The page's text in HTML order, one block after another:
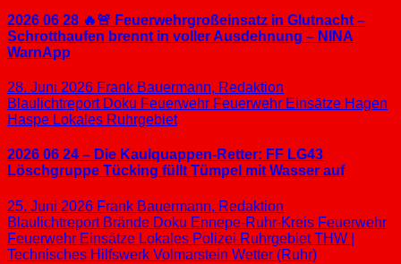
2026 06 28 🔥🚨 Feuerwehrgroßeinsatz in Glutnacht –
Schrotthaufen brennt in voller Ausdehnung – NINA
WarnApp
28. Juni 2026 Frank Bauermann, Redaktion
Blaulichtreport Doku Feuerwehr Feuerwehr Einsätze Hagen
Haspe Lokales Ruhrgebiet
2026 06 24 – Die Kaulquappen-Retter: FF LG43
Löschgruppe Tücking füllt Tümpel mit Wasser auf
25. Juni 2026 Frank Bauermann, Redaktion
Blaulichtreport Brände Doku Ennepe-Ruhr-Kreis Feuerwehr
Feuerwehr Einsätze Lokales Polizei RuhrgebietTHW |
Technisches Hilfswerk Volmarstein Wetter (Ruhr)